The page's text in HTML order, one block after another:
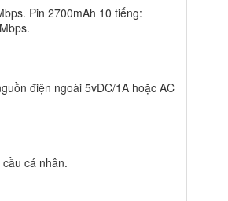
Pin 2700mAh 10 tiếng:
điện ngoài 5vDC/1A hoặc AC
cá nhân.